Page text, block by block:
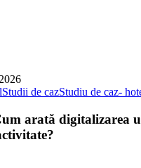
Studii de cazStudiu de caz-
arată digitalizarea